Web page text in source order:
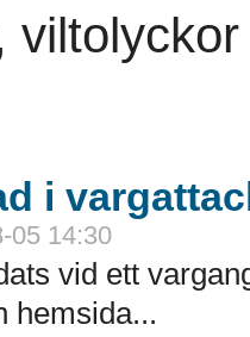
i
05 14:30
vid ett
hemsida...